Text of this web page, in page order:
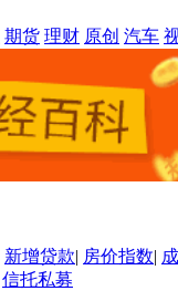
期货 理财 原创 汽车
新增贷款| 房价指数|
信托私募